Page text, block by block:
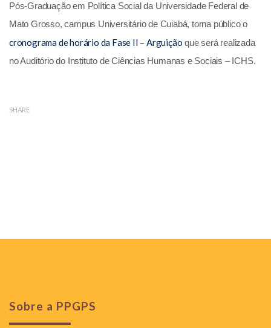
Pós-Graduação em Política Social da Universidade Federal de
Mato Grosso, campus Universitário de Cuiabá, torna público o
cronograma de horário da Fase II – Arguição que será realizada
no Auditório do Instituto de Ciências Humanas e Sociais – ICHS.
SHARE
Sobre a PPGPS